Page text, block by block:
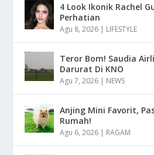
4 Look Ikonik Rachel
Perhatian
Agu 8, 2026 | LIFESTYLE
Teror Bom! Saudia
Darurat Di KNO
Agu 7, 2026 | NEWS
Anjing Mini Favorit,
Rumah!
Agu 6, 2026 | RAGAM